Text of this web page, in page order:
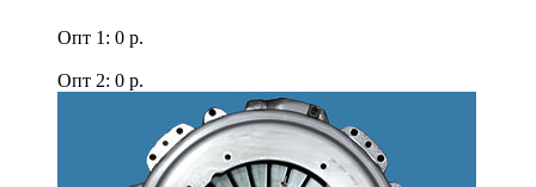
Опт 1: 0 р.
Опт 2: 0 р.